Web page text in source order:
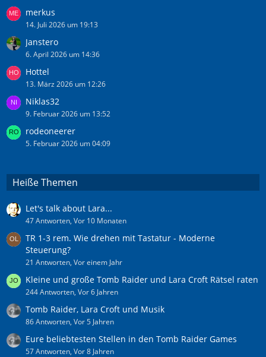
merkus
14. Juli 2026 um 19:13
Janstero
6. April 2026 um 14:36
Hottel
13. März 2026 um 12:26
Niklas32
9. Februar 2026 um 13:52
rodeoneerer
5. Februar 2026 um 04:09
Heiße Themen
Let's talk about Lara...
47 Antworten, Vor 10 Monaten
TR 1-3 rem. Wie drehen mit Tastatur - Moderne
Steuerung?
21 Antworten, Vor einem Jahr
Kleine und große Tomb Raider und Lara Croft Rätsel raten
244 Antworten, Vor 6 Jahren
Tomb Raider, Lara Croft und Musik
86 Antworten, Vor 5 Jahren
Eure beliebtesten Stellen in den Tomb Raider Games
57 Antworten, Vor 8 Jahren